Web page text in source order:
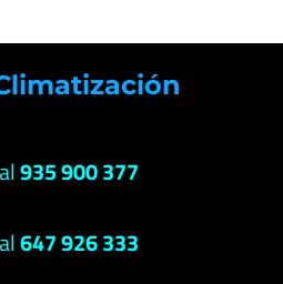
935 900 377
647 926 333